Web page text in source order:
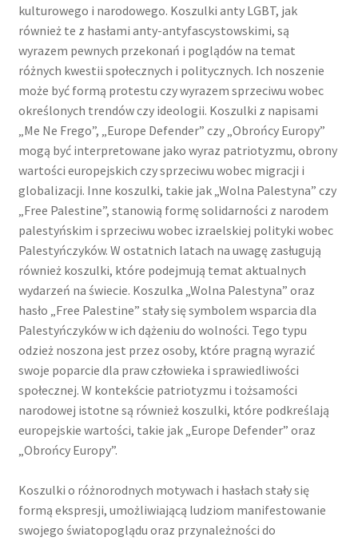
kulturowego i narodowego. Koszulki anty LGBT, jak
również te z hasłami anty-antyfascystowskimi, są
wyrazem pewnych przekonań i poglądów na temat
różnych kwestii społecznych i politycznych. Ich noszenie
może być formą protestu czy wyrazem sprzeciwu wobec
określonych trendów czy ideologii. Koszulki z napisami
„Me Ne Frego”, „Europe Defender” czy „Obrońcy Europy”
mogą być interpretowane jako wyraz patriotyzmu, obrony
wartości europejskich czy sprzeciwu wobec migracji i
globalizacji. Inne koszulki, takie jak „Wolna Palestyna” czy
„Free Palestine”, stanowią formę solidarności z narodem
palestyńskim i sprzeciwu wobec izraelskiej polityki wobec
Palestyńczyków. W ostatnich latach na uwagę zasługują
również koszulki, które podejmują temat aktualnych
wydarzeń na świecie. Koszulka „Wolna Palestyna” oraz
hasło „Free Palestine” stały się symbolem wsparcia dla
Palestyńczyków w ich dążeniu do wolności. Tego typu
odzież noszona jest przez osoby, które pragną wyrazić
swoje poparcie dla praw człowieka i sprawiedliwości
społecznej. W kontekście patriotyzmu i tożsamości
narodowej istotne są również koszulki, które podkreślają
europejskie wartości, takie jak „Europe Defender” oraz
„Obrońcy Europy”.
Koszulki o różnorodnych motywach i hasłach stały się
formą ekspresji, umożliwiającą ludziom manifestowanie
swojego światopoglądu oraz przynależności do